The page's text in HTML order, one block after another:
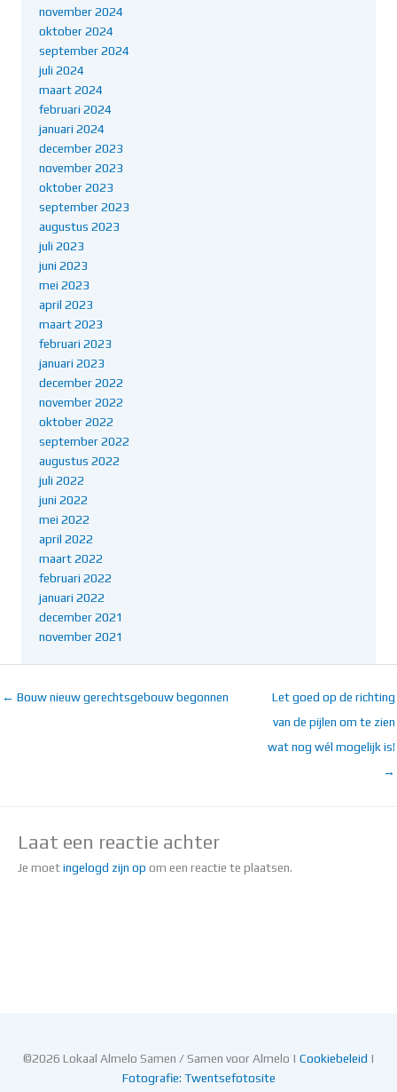
november 2024
oktober 2024
september 2024
juli 2024
maart 2024
februari 2024
januari 2024
december 2023
november 2023
oktober 2023
september 2023
augustus 2023
juli 2023
juni 2023
mei 2023
april 2023
maart 2023
februari 2023
januari 2023
december 2022
november 2022
oktober 2022
september 2022
augustus 2022
juli 2022
juni 2022
mei 2022
april 2022
maart 2022
februari 2022
januari 2022
december 2021
november 2021
← Bouw nieuw gerechtsgebouw begonnen
Let goed op de richting
van de pijlen om te zien
wat nog wél mogelijk is!
→
Laat een reactie achter
Je moetingelogd zijn op om een reactie te plaatsen.
©2026 Lokaal Almelo Samen / Samen voor Almelo | Cookiebeleid |
Fotografie: Twentsefotosite